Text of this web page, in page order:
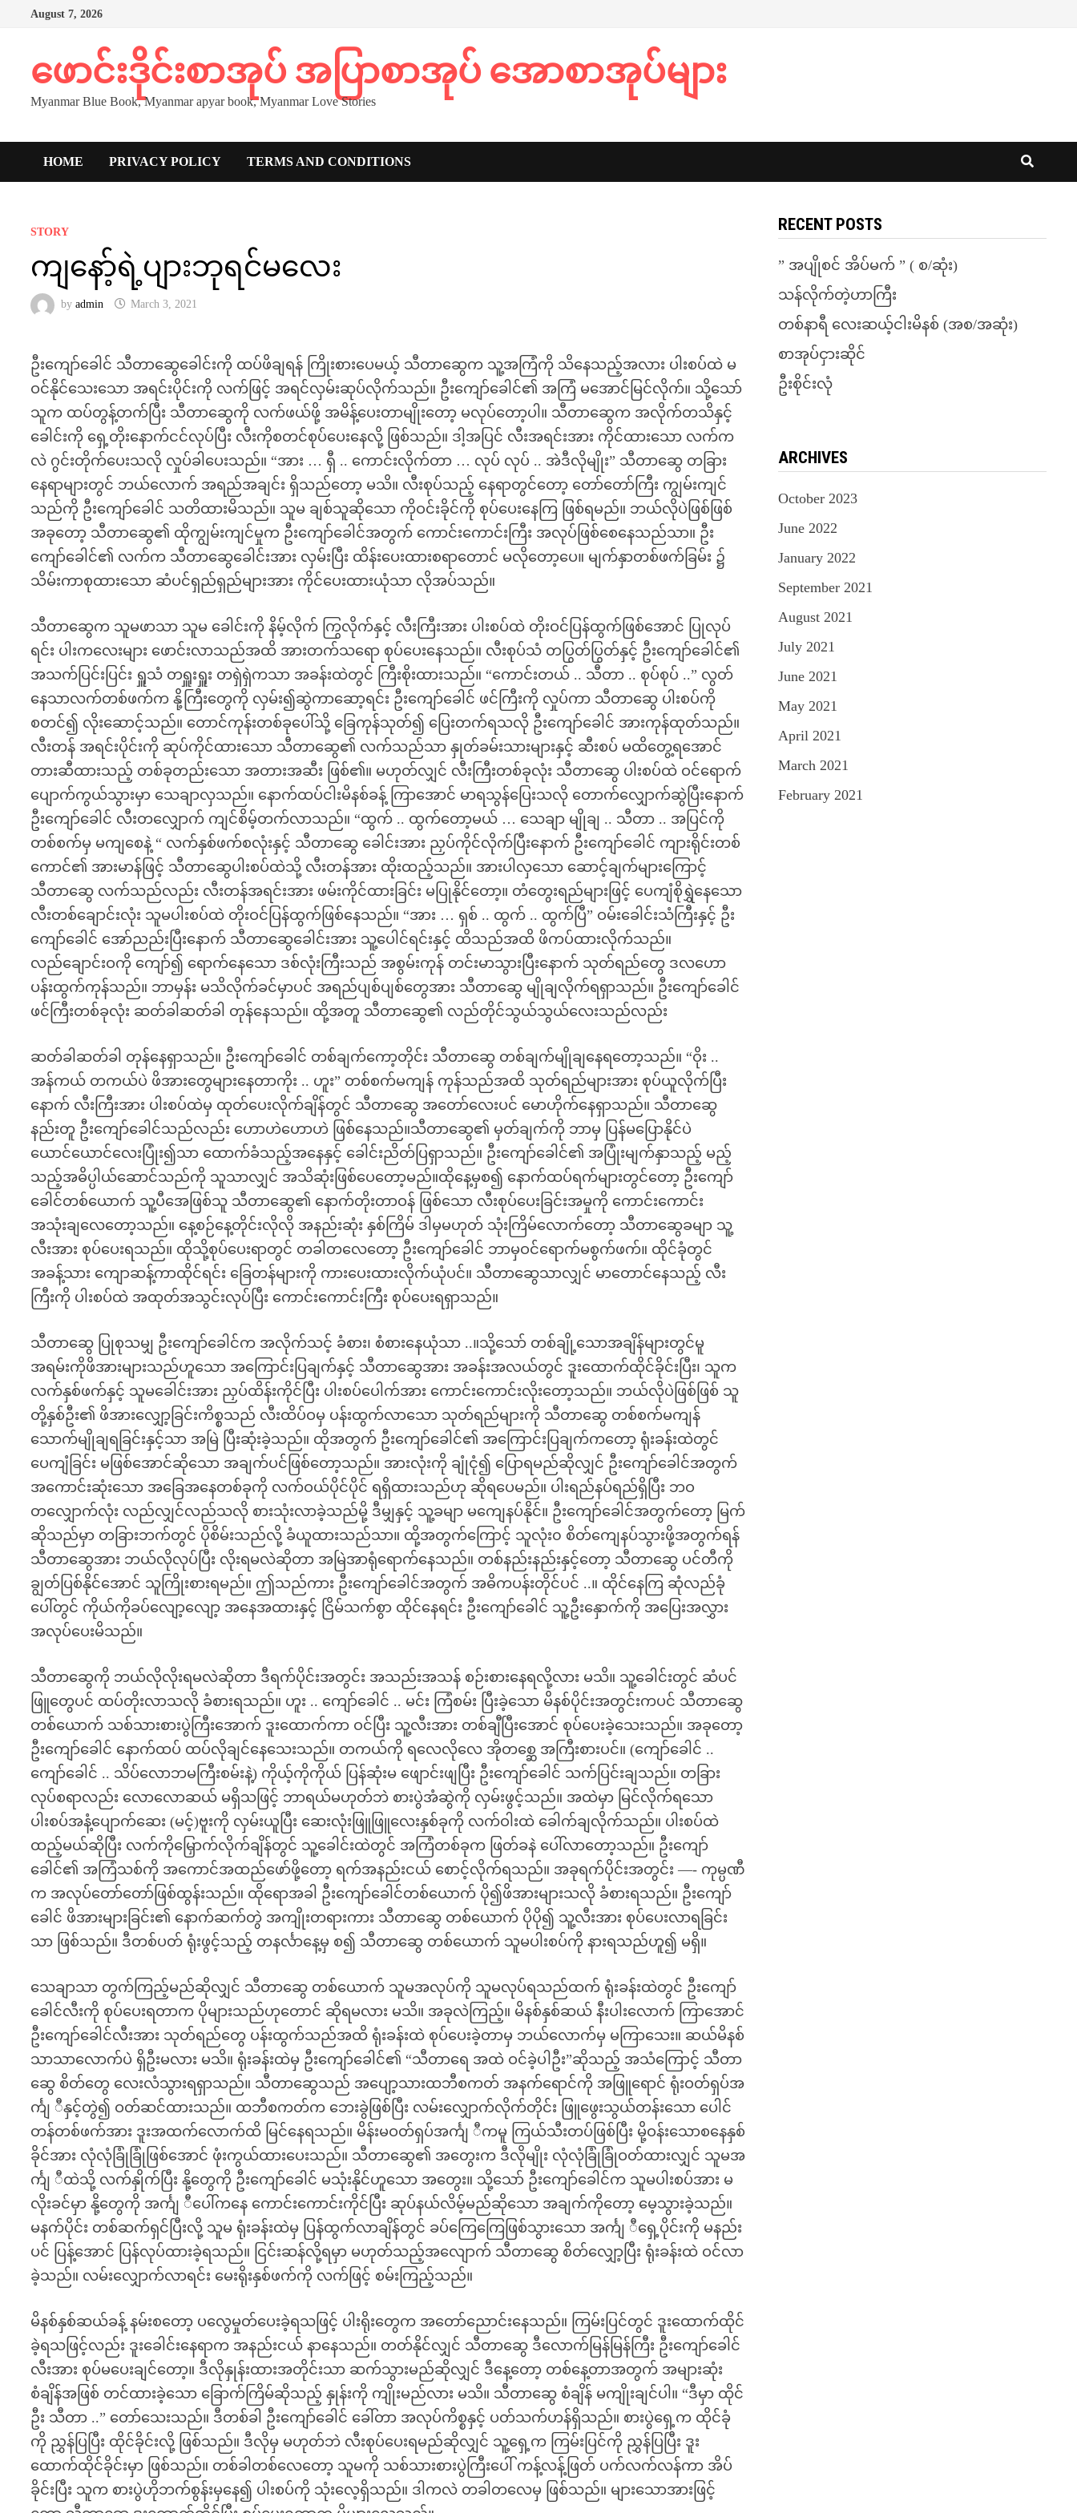
August 7, 2026
ဖောင်းဒိုင်းစာအုပ် အပြာစာအုပ် အောစာအုပ်များ
Myanmar Blue Book, Myanmar apyar book, Myanmar Love Stories
HOME PRIVACY POLICY TERMS AND CONDITIONS
STORY
ကျနော့်ရဲ့ပျားဘုရင်မလေး
byadmin March 3, 2021
ဦးကျော်ခေါင် သီတာဆွေခေါင်းကို ထပ်ဖိချရန် ကြိုးစားပေမယ့် သီတာဆွေက သူ့အကြံကို သိနေသည့်အလား ပါးစပ်ထဲ မ
ဝင်နိုင်သေးသော အရင်းပိုင်းကို လက်ဖြင့် အရင်လှမ်းဆုပ်လိုက်သည်။ ဦးကျော်ခေါင်၏ အကြံ မအောင်မြင်လိုက်။ သို့သော်
သူက ထပ်တွန့်တက်ပြီး သီတာဆွေကို လက်ဖယ်ဖို့ အမိန့်ပေးတာမျိုးတော့ မလုပ်တော့ပါ။ သီတာဆွေက အလိုက်တသိနှင့်
ခေါင်းကို ရှေ့တိုးနောက်ငင်လုပ်ပြီး လီးကိုစတင်စုပ်ပေးနေလို့ ဖြစ်သည်။ ဒါ့အပြင် လီးအရင်းအား ကိုင်ထားသော လက်က
လဲ ဂွင်းတိုက်ပေးသလို လှုပ်ခါပေးသည်။ “အား … ရှီ .. ကောင်းလိုက်တာ … လုပ် လုပ် .. အဲဒီလိုမျိုး” သီတာဆွေ တခြား
နေရာများတွင် ဘယ်လောက် အရည်အချင်း ရှိသည်တော့ မသိ။ လီးစုပ်သည့် နေရာတွင်တော့ တော်တော်ကြီး ကျွမ်းကျင်
သည်ကို ဦးကျော်ခေါင် သတိထားမိသည်။ သူမ ချစ်သူဆိုသော ကိုဝင်းခိုင်ကို စုပ်ပေးနေကြ ဖြစ်ရမည်။ ဘယ်လိုပဲဖြစ်ဖြစ်
အခုတော့ သီတာဆွေ၏ ထိုကျွမ်းကျင်မှုက ဦးကျော်ခေါင်အတွက် ကောင်းကောင်းကြီး အလုပ်ဖြစ်စေနေသည်သာ။ ဦး
ကျော်ခေါင်၏ လက်က သီတာဆွေခေါင်းအား လှမ်းပြီး ထိန်းပေးထားစရာတောင် မလိုတော့ပေ။ မျက်နှာတစ်ဖက်ခြမ်း ၌
သိမ်းကာစုထားသော ဆံပင်ရှည်ရှည်များအား ကိုင်ပေးထားယုံသာ လိုအပ်သည်။
သီတာဆွေက သူမဖာသာ သူမ ခေါင်းကို နိမ့်လိုက် ကြွလိုက်နှင့် လီးကြီးအား ပါးစပ်ထဲ တိုးဝင်ပြန်ထွက်ဖြစ်အောင် ပြုလုပ်
ရင်း ပါးကလေးများ ဖောင်းလာသည်အထိ အားတက်သရော စုပ်ပေးနေသည်။ လီးစုပ်သံ တပြွတ်ပြွတ်နှင့် ဦးကျော်ခေါင်၏
အသက်ပြင်းပြင်း ရှူသံ တရှူးရှူး တရှဲရှဲကသာ အခန်းထဲတွင် ကြီးစိုးထားသည်။ “ကောင်းတယ် .. သီတာ .. စုပ်စုပ် ..” လွတ်
နေသာလက်တစ်ဖက်က နို့ကြီးတွေကို လှမ်း၍ဆွဲကာဆော့ရင်း ဦးကျော်ခေါင် ဖင်ကြီးကို လှုပ်ကာ သီတာဆွေ ပါးစပ်ကို
စတင်၍ လိုးဆောင့်သည်။ တောင်ကုန်းတစ်ခုပေါ်သို့ ခြေကုန်သုတ်၍ ပြေးတက်ရသလို ဦးကျော်ခေါင် အားကုန်ထုတ်သည်။
လီးတန် အရင်းပိုင်းကို ဆုပ်ကိုင်ထားသော သီတာဆွေ၏ လက်သည်သာ နှုတ်ခမ်းသားများနှင့် ဆီးစပ် မထိတွေ့ရအောင်
တားဆီထားသည့် တစ်ခုတည်းသော အတားအဆီး ဖြစ်၏။ မဟုတ်လျှင် လီးကြီးတစ်ခုလုံး သီတာဆွေ ပါးစပ်ထဲ ဝင်ရောက်
ပျောက်ကွယ်သွားမှာ သေချာလှသည်။ နောက်ထပ်ငါးမိနစ်ခန့် ကြာအောင် မာရသွန်ပြေးသလို တောက်လျှောက်ဆွဲပြီးနောက်
ဦးကျော်ခေါင် လီးတလျှောက် ကျင်စိမ့်တက်လာသည်။ “ထွက် .. ထွက်တော့မယ် … သေချာ မျိုချ .. သီတာ .. အပြင်ကို
တစ်စက်မှ မကျစေနဲ့ “ လက်နှစ်ဖက်စလုံးနှင့် သီတာဆွေ ခေါင်းအား ညှပ်ကိုင်လိုက်ပြီးနောက် ဦးကျော်ခေါင် ကျားရိုင်းတစ်
ကောင်၏ အားမာန်ဖြင့် သီတာဆွေပါးစပ်ထဲသို့ လီးတန်အား ထိုးထည့်သည်။ အားပါလှသော ဆောင့်ချက်များကြောင့်
သီတာဆွေ လက်သည်လည်း လီးတန်အရင်းအား ဖမ်းကိုင်ထားခြင်း မပြုနိုင်တော့။ တံတွေးရည်များဖြင့် ပေကျံစိုရွှဲနေသော
လီးတစ်ချောင်းလုံး သူမပါးစပ်ထဲ တိုးဝင်ပြန်ထွက်ဖြစ်နေသည်။ “အား … ရှစ် .. ထွက် .. ထွက်ပြီ” ဝမ်းခေါင်းသံကြီးနှင့် ဦး
ကျော်ခေါင် အော်ညည်းပြီးနောက် သီတာဆွေခေါင်းအား သူ့ပေါင်ရင်းနှင့် ထိသည်အထိ ဖိကပ်ထားလိုက်သည်။
လည်ချောင်းဝကို ကျော်၍ ရောက်နေသော ဒစ်လုံးကြီးသည် အစွမ်းကုန် တင်းမာသွားပြီးနောက် သုတ်ရည်တွေ ဒလဟော
ပန်းထွက်ကုန်သည်။ ဘာမှန်း မသိလိုက်ခင်မှာပင် အရည်ပျစ်ပျစ်တွေအား သီတာဆွေ မျိုချလိုက်ရရှာသည်။ ဦးကျော်ခေါင်
ဖင်ကြီးတစ်ခုလုံး ဆတ်ခါဆတ်ခါ တုန်နေသည်။ ထို့အတူ သီတာဆွေ၏ လည်တိုင်သွယ်သွယ်လေးသည်လည်း
ဆတ်ခါဆတ်ခါ တုန်နေရှာသည်။ ဦးကျော်ခေါင် တစ်ချက်ကော့တိုင်း သီတာဆွေ တစ်ချက်မျိုချနေရတော့သည်။ “ဝိုး ..
အန်ကယ် တကယ်ပဲ ဖိအားတွေများနေတာကိုး .. ဟူး” တစ်စက်မကျန် ကုန်သည်အထိ သုတ်ရည်များအား စုပ်ယူလိုက်ပြီး
နောက် လီးကြီးအား ပါးစပ်ထဲမှ ထုတ်ပေးလိုက်ချိန်တွင် သီတာဆွေ အတော်လေးပင် မောဟိုက်နေရှာသည်။ သီတာဆွေ
နည်းတူ ဦးကျော်ခေါင်သည်လည်း ဟောဟဲဟောဟဲ ဖြစ်နေသည်။သီတာဆွေ၏ မှတ်ချက်ကို ဘာမှ ပြန်မပြောနိုင်ပဲ
ယောင်ယောင်လေးပြုံး၍သာ ထောက်ခံသည့်အနေနှင့် ခေါင်းညိတ်ပြရှာသည်။ ဦးကျော်ခေါင်၏ အပြုံးမျက်နှာသည့် မည့်
သည့်အဓိပ္ပါယ်ဆောင်သည်ကို သူသာလျှင် အသိဆုံးဖြစ်ပေတော့မည်။ထိုနေ့မှစ၍ နောက်ထပ်ရက်များတွင်တော့ ဦးကျော်
ခေါင်တစ်ယောက် သူ့ပီအေဖြစ်သူ သီတာဆွေ၏ နောက်တိုးတာဝန် ဖြစ်သော လီးစုပ်ပေးခြင်းအမှုကို ကောင်းကောင်း
အသုံးချလေတော့သည်။ နေ့စဉ်နေ့တိုင်းလိုလို အနည်းဆုံး နှစ်ကြိမ် ဒါမှမဟုတ် သုံးကြိမ်လောက်တော့ သီတာဆွေခမျာ သူ့
လီးအား စုပ်ပေးရသည်။ ထိုသို့စုပ်ပေးရာတွင် တခါတလေတော့ ဦးကျော်ခေါင် ဘာမှဝင်ရောက်မစွက်ဖက်။ ထိုင်ခုံတွင်
အခန့်သား ကျောဆန့်ကာထိုင်ရင်း ခြေတန်များကို ကားပေးထားလိုက်ယုံပင်။ သီတာဆွေသာလျှင် မာတောင်နေသည့် လီး
ကြီးကို ပါးစပ်ထဲ အထုတ်အသွင်းလုပ်ပြီး ကောင်းကောင်းကြီး စုပ်ပေးရရှာသည်။
သီတာဆွေ ပြုစုသမျှ ဦးကျော်ခေါင်က အလိုက်သင့် ခံစား၊ စံစားနေယုံသာ ..။သို့သော် တစ်ချို့သောအချိန်များတွင်မူ
အရမ်းကိုဖိအားများသည်ဟူသော အကြောင်းပြချက်နှင့် သီတာဆွေအား အခန်းအလယ်တွင် ဒူးထောက်ထိုင်ခိုင်းပြီး၊ သူက
လက်နှစ်ဖက်နှင့် သူမခေါင်းအား ညှပ်ထိန်းကိုင်ပြီး ပါးစပ်ပေါက်အား ကောင်းကောင်းလိုးတော့သည်။ ဘယ်လိုပဲဖြစ်ဖြစ် သူ
တို့နှစ်ဦး၏ ဖိအားလျှော့ခြင်းကိစ္စသည် လီးထိပ်ဝမှ ပန်းထွက်လာသော သုတ်ရည်များကို သီတာဆွေ တစ်စက်မကျန်
သောက်မျိုချရခြင်းနှင့်သာ အမြဲ ပြီးဆုံးခဲ့သည်။ ထိုအတွက် ဦးကျော်ခေါင်၏ အကြောင်းပြချက်ကတော့ ရုံးခန်းထဲတွင်
ပေကျံခြင်း မဖြစ်အောင်ဆိုသော အချက်ပင်ဖြစ်တော့သည်။ အားလုံးကို ချုံငုံ၍ ပြောရမည်ဆိုလျှင် ဦးကျော်ခေါင်အတွက်
အကောင်းဆုံးသော အခြေအနေတစ်ခုကို လက်ဝယ်ပိုင်ပိုင် ရရှိထားသည်ဟု ဆိုရပေမည်။ ပါးရည်နပ်ရည်ရှိပြီး ဘဝ
တလျှောက်လုံး လည်လျှင်လည်သလို စားသုံးလာခဲ့သည်မို့ ဒီမျှနှင့် သူ့ခမျာ မကျေနပ်နိုင်။ ဦးကျော်ခေါင်အတွက်တော့ မြက်
ဆိုသည်မှာ တခြားဘက်တွင် ပိုစိမ်းသည်လို့ ခံယူထားသည်သာ။ ထို့အတွက်ကြောင့် သူလုံး၀ စိတ်ကျေနပ်သွားဖို့အတွက်ရန်
သီတာဆွေအား ဘယ်လိုလုပ်ပြီး လိုးရမလဲဆိုတာ အမြဲအာရုံရောက်နေသည်။ တစ်နည်းနည်းနှင့်တော့ သီတာဆွေ ပင်တီကို
ချွတ်ပြစ်နိုင်အောင် သူကြိုးစားရမည်။ ဤသည်ကား ဦးကျော်ခေါင်အတွက် အဓိကပန်းတိုင်ပင် ..။ ထိုင်နေကြ ဆုံလည်ခုံ
ပေါ်တွင် ကိုယ်ကိုခပ်လျော့လျော့ အနေအထားနှင့် ငြိမ်သက်စွာ ထိုင်နေရင်း ဦးကျော်ခေါင် သူ့ဦးနှောက်ကို အပြေးအလွှား
အလုပ်ပေးမိသည်။
သီတာဆွေကို ဘယ်လိုလိုးရမလဲဆိုတာ ဒီရက်ပိုင်းအတွင်း အသည်းအသန် စဉ်းစားနေရလို့လား မသိ။ သူ့ခေါင်းတွင် ဆံပင်
ဖြူတွေပင် ထပ်တိုးလာသလို ခံစားရသည်။ ဟူး .. ကျော်ခေါင် .. မင်း ကြံစမ်း ပြီးခဲ့သော မိနစ်ပိုင်းအတွင်းကပင် သီတာဆွေ
တစ်ယောက် သစ်သားစားပွဲကြီးအောက် ဒူးထောက်ကာ ဝင်ပြီး သူ့လီးအား တစ်ချီပြီးအောင် စုပ်ပေးခဲ့သေးသည်။ အခုတော့
ဦးကျော်ခေါင် နောက်ထပ် ထပ်လိုချင်နေသေးသည်။ တကယ်ကို ရလေလိုလေ အိုတစ္ဆေ အကြီးစားပင်။ (ကျော်ခေါင် ..
ကျော်ခေါင် .. သိပ်လောဘမကြီးစမ်းနဲ့) ကိုယ့်ကိုကိုယ် ပြန်ဆုံးမ ဖျောင်းဖျပြီး ဦးကျော်ခေါင် သက်ပြင်းချသည်။ တခြား
လုပ်စရာလည်း လောလောဆယ် မရှိသဖြင့် ဘာရယ်မဟုတ်ဘဲ စားပွဲအံဆွဲကို လှမ်းဖွင့်သည်။ အထဲမှာ မြင်လိုက်ရသော
ပါးစပ်အနံ့ပျောက်ဆေး (မင့်)ဗူးကို လှမ်းယူပြီး ဆေးလုံးဖြူဖြူလေးနှစ်ခုကို လက်ဝါးထဲ ခေါက်ချလိုက်သည်။ ပါးစပ်ထဲ
ထည့်မယ်ဆိုပြီး လက်ကိုမြှောက်လိုက်ချိန်တွင် သူ့ခေါင်းထဲတွင် အကြံတစ်ခုက ဖြတ်ခနဲ ပေါ်လာတော့သည်။ ဦးကျော်
ခေါင်၏ အကြံသစ်ကို အကောင်အထည်ဖော်ဖို့တော့ ရက်အနည်းငယ် စောင့်လိုက်ရသည်။ အခုရက်ပိုင်းအတွင်း —- ကုမ္ပဏီ
က အလုပ်တော်တော်ဖြစ်ထွန်းသည်။ ထိုရောအခါ ဦးကျော်ခေါင်တစ်ယောက် ပို၍ဖိအားများသလို ခံစားရသည်။ ဦးကျော်
ခေါင် ဖိအားများခြင်း၏ နောက်ဆက်တွဲ အကျိုးတရားကား သီတာဆွေ တစ်ယောက် ပိုပို၍ သူ့လီးအား စုပ်ပေးလာရခြင်း
သာ ဖြစ်သည်။ ဒီတစ်ပတ် ရုံးဖွင့်သည့် တနင်္လာနေ့မှ စ၍ သီတာဆွေ တစ်ယောက် သူမပါးစပ်ကို နားရသည်ဟူ၍ မရှိ။
သေချာသာ တွက်ကြည့်မည်ဆိုလျှင် သီတာဆွေ တစ်ယောက် သူမအလုပ်ကို သူမလုပ်ရသည်ထက် ရုံးခန်းထဲတွင် ဦးကျော်
ခေါင်လီးကို စုပ်ပေးရတာက ပိုများသည်ဟုတောင် ဆိုရမလား မသိ။ အခုလဲကြည့်။ မိနစ်နှစ်ဆယ် နီးပါးလောက် ကြာအောင်
ဦးကျော်ခေါင်လီးအား သုတ်ရည်တွေ ပန်းထွက်သည်အထိ ရုံးခန်းထဲ စုပ်ပေးခဲ့တာမှ ဘယ်လောက်မှ မကြာသေး။ ဆယ်မိနစ်
သာသာလောက်ပဲ ရှိဦးမလား မသိ။ ရုံးခန်းထဲမှ ဦးကျော်ခေါင်၏ “သီတာရေ အထဲ ဝင်ခဲ့ပါဦး”ဆိုသည့် အသံကြောင့် သီတာ
ဆွေ စိတ်တွေ လေးလံသွားရရှာသည်။ သီတာဆွေသည် အပျော့သားထဘီစကတ် အနက်ရောင်ကို အဖြူရောင် ရုံးဝတ်ရှပ်အ
င်္ကျ ီနှင့်တွဲ၍ ဝတ်ဆင်ထားသည်။ ထဘီစကတ်က ဘေးခွဲဖြစ်ပြီး လမ်းလျှောက်လိုက်တိုင်း ဖြူဖွေးသွယ်တန်းသော ပေါင်
တန်တစ်ဖက်အား ဒူးအထက်လောက်ထိ မြင်နေရသည်။ မိန်းမဝတ်ရှပ်အင်္ကျ ီကမူ ကြယ်သီးတပ်ဖြစ်ပြီး မို့ဝန်းသောစနေနှစ်
ခိုင်အား လုံလုံခြုံခြုံဖြစ်အောင် ဖုံးကွယ်ထားပေးသည်။ သီတာဆွေ၏ အတွေးက ဒီလိုမျိုး လုံလုံခြုံခြုံဝတ်ထားလျှင် သူမအ
င်္ကျ ီထဲသို့ လက်နှိုက်ပြီး နို့တွေကို ဦးကျော်ခေါင် မသုံးနိုင်ဟူသော အတွေး။ သို့သော် ဦးကျော်ခေါင်က သူမပါးစပ်အား မ
လိုးခင်မှာ နို့တွေကို အင်္ကျ ီပေါ်ကနေ ကောင်းကောင်းကိုင်ပြီး ဆုပ်နယ်လိမ့်မည်ဆိုသော အချက်ကိုတော့ မေ့သွားခဲ့သည်။
မနက်ပိုင်း တစ်ဆက်ရှင်ပြီးလို့ သူမ ရုံးခန်းထဲမှ ပြန်ထွက်လာချိန်တွင် ခပ်ကြေကြေဖြစ်သွားသော အင်္ကျ ီရှေ့ပိုင်းကို မနည်း
ပင် ပြန့်အောင် ပြန်လုပ်ထားခဲ့ရသည်။ ငြင်းဆန်လို့ရမှာ မဟုတ်သည့်အလျောက် သီတာဆွေ စိတ်လျှော့ပြီး ရုံးခန်းထဲ ဝင်လာ
ခဲ့သည်။ လမ်းလျှောက်လာရင်း မေးရိုးနှစ်ဖက်ကို လက်ဖြင့် စမ်းကြည့်သည်။
မိနစ်နှစ်ဆယ်ခန့် နမ်းစတော့ ပလွေမှုတ်ပေးခဲ့ရသဖြင့် ပါးရိုးတွေက အတော်ညောင်းနေသည်။ ကြမ်းပြင်တွင် ဒူးထောက်ထိုင်
ခဲ့ရသဖြင့်လည်း ဒူးခေါင်းနေရာက အနည်းငယ် နာနေသည်။ တတ်နိုင်လျှင် သီတာဆွေ ဒီလောက်မြန်မြန်ကြီး ဦးကျော်ခေါင်
လီးအား စုပ်မပေးချင်တော့။ ဒီလိုနှုန်းထားအတိုင်းသာ ဆက်သွားမည်ဆိုလျှင် ဒီနေ့တော့ တစ်နေ့တာအတွက် အများဆုံး
စံချိန်အဖြစ် တင်ထားခဲ့သော ခြောက်ကြိမ်ဆိုသည့် နှုန်းကို ကျိုးမည်လား မသိ။ သီတာဆွေ စံချိန် မကျိုးချင်ပါ။ “ဒီမှာ ထိုင်
ဦး သီတာ ..” တော်သေးသည်။ ဒီတစ်ခါ ဦးကျော်ခေါင် ခေါ်တာ အလုပ်ကိစ္စနှင့် ပတ်သက်ဟန်ရှိသည်။ စားပွဲရှေ့က ထိုင်ခုံ
ကို ညွှန်ပြပြီး ထိုင်ခိုင်းလို့ ဖြစ်သည်။ ဒီလိုမှ မဟုတ်ဘဲ လီးစုပ်ပေးရမည်ဆိုလျှင် သူ့ရှေ့က ကြမ်းပြင်ကို ညွှန်ပြပြီး ဒူး
ထောက်ထိုင်ခိုင်းမှာ ဖြစ်သည်။ တစ်ခါတစ်လေတော့ သူမကို သစ်သားစားပွဲကြီးပေါ် ကန့်လန့်ဖြတ် ပက်လက်လန်ကာ အိပ်
ခိုင်းပြီး သူက စားပွဲဟိုဘက်စွန်းမှနေ၍ ပါးစပ်ကို သုံးလေ့ရှိသည်။ ဒါကလဲ တခါတလေမှ ဖြစ်သည်။ များသောအားဖြင့်
RECENT POSTS
” အပျိုစင် အိပ်မက် ” ( စ/ဆုံး)
သန်လိုက်တဲ့ဟာကြီး
တစ်နာရီ လေးဆယ့်ငါးမိနစ် (အစ/အဆုံး)
စာအုပ်ငှားဆိုင်
ဦးစိုင်းလုံ
ARCHIVES
October 2023
June 2022
January 2022
September 2021
August 2021
July 2021
June 2021
May 2021
April 2021
March 2021
February 2021